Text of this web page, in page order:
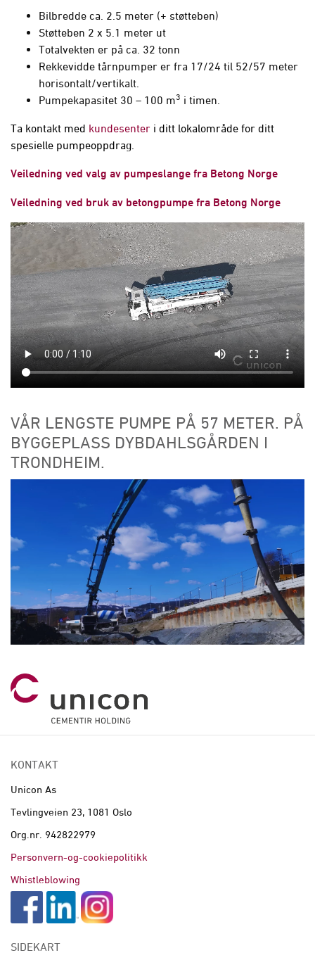
Bilbredde ca. 2.5 meter (+ støtteben)
Støtteben 2 x 5.1 meter ut
Totalvekten er på ca. 32 tonn
Rekkevidde tårnpumper er fra 17/24 til 52/57 meter
horisontalt/vertikalt.
Pumpekapasitet 30 – 100 m3 i timen.
Ta kontakt med kundesenter i ditt lokalområde for ditt
spesielle pumpeoppdrag.
Veiledning ved valg av pumpeslange fra Betong Norge
Veiledning ved bruk av betongpumpe fra Betong Norge
VÅR LENGSTE PUMPE PÅ 57 METER. PÅ
BYGGEPLASS DYBDAHLSGÅRDEN I
TRONDHEIM.
KONTAKT
Unicon As
Tevlingveien 23, 1081 Oslo
Org.nr. 942822979
Personvern-og-cookiepolitikk
Whistleblowing
SIDEKART